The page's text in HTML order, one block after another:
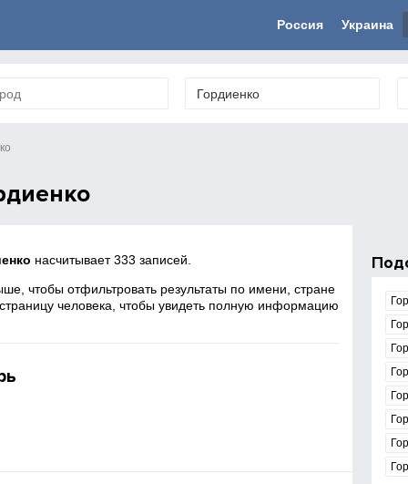
Россия Украина
насчитывает 333 записей.
чтобы отфильтровать результаты по имени, стране
человека, чтобы увидеть полную информацию